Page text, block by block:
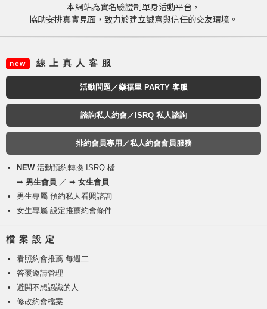
本網站為實名驗證制單身活動平台，
協助安排真實見面，致力於建立誠意與信任的交友環境。
new 線 上 真 人 客 服
活動問題／樂福里 PARTY 客服
諮詢私人約會／ISRQ 私人諮詢
排約會員專用／私人約會會員服務
NEW活動預約轉換 ISRQ 檔
➡ 男生會員 ／ ➡ 女生會員
男生專屬 預約私人看照諮詢
女生專屬 設定推薦約會條件
檔 案 設 定
看照約會推薦 每週二
答覆邀請管理
避開不想認識的人
修改約會檔案